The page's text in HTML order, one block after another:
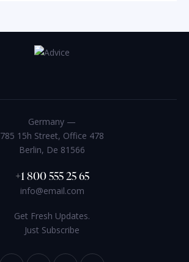
Germany —
785 15h Street, Office 478
Berlin, De 81566
+1 800 555 25 65
info@email.com
Get Fresh Updates.
Just Subscribe